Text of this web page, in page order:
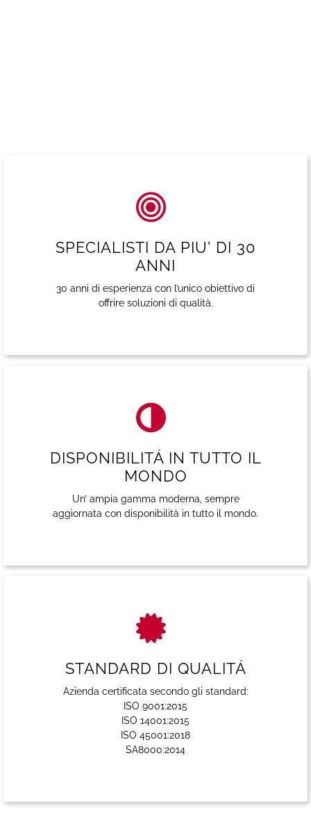
SPECIALISTI DA PIU' DI 30
ANNI
30 anni di esperienza con l’unico obiettivo di
offrire soluzioni di qualità.
DISPONIBILITÁ IN TUTTO IL
MONDO
Un’ ampia gamma moderna, sempre
aggiornata con disponibilità in tutto il mondo.
STANDARD DI QUALITÁ
Azienda certificata secondo gli standard:
ISO 9001:2015
ISO 14001:2015
ISO 45001:2018
SA8000:2014